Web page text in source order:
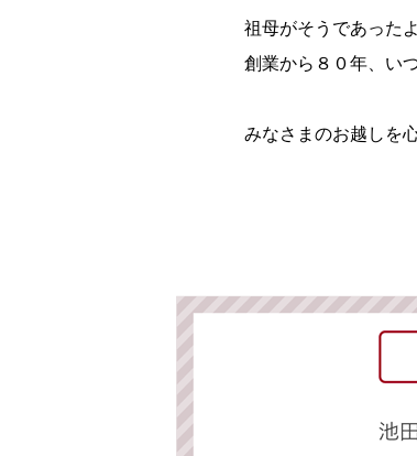
祖母がそうであった
創業から８０年、い
みなさまのお越しを